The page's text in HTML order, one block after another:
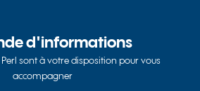
d'informations
Perl sont à votre disposition pour vous
accompagner